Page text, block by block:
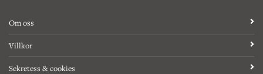
Om oss
Villkor
Sekretess & cookies